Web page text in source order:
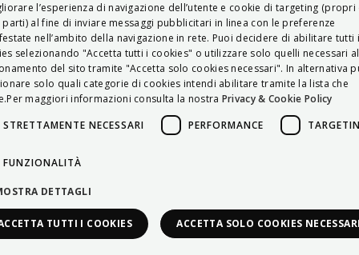
ENGLISH
FRENCH
HUNGARIAN
DEUTSCH
POLSKI
l’esperienza di navigazione dell’utente e cookie di targeting (propri
parti) al fine di inviare messaggi pubblicitari in linea con le preferenze
nell’ambito della navigazione in rete. Puoi decidere di abilitare tutti i
selezionando "Accetta tutti i cookies" o utilizzare solo quelli necessari al
del sito tramite "Accetta solo cookies necessari". In alternativa
solo quali categorie di cookies intendi abilitare tramite la lista che
maggiori informazioni consulta la nostra Privacy & Cookie Policy
STRETTAMENTE NECESSARI
PERFORMANCE
FUNZIONALITÀ
DETTAGLI
TUTTI I COOKIES ACCETTA SOLO COOKIES